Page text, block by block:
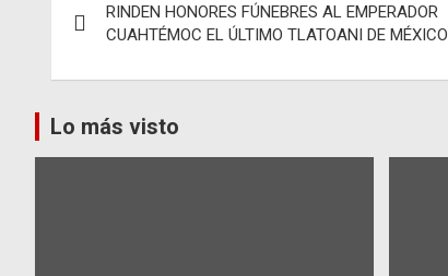
de
entradas
RINDEN HONORES FÚNEBRES AL EMPERADOR
CUAHTÉMOC EL ÚLTIMO TLATOANI DE MÉXICO
Lo más visto